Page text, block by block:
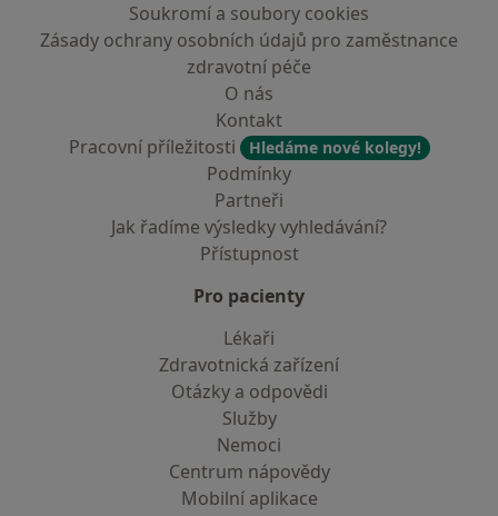
Soukromí a soubory cookies
Zásady ochrany osobních údajů pro zaměstnance
zdravotní péče
O nás
Kontakt
Pracovní příležitosti
Hledáme nové kolegy!
Podmínky
Partneři
Jak řadíme výsledky vyhledávání?
Přístupnost
Pro pacienty
Lékaři
Zdravotnická zařízení
Otázky a odpovědi
Služby
Nemoci
Centrum nápovědy
Mobilní aplikace